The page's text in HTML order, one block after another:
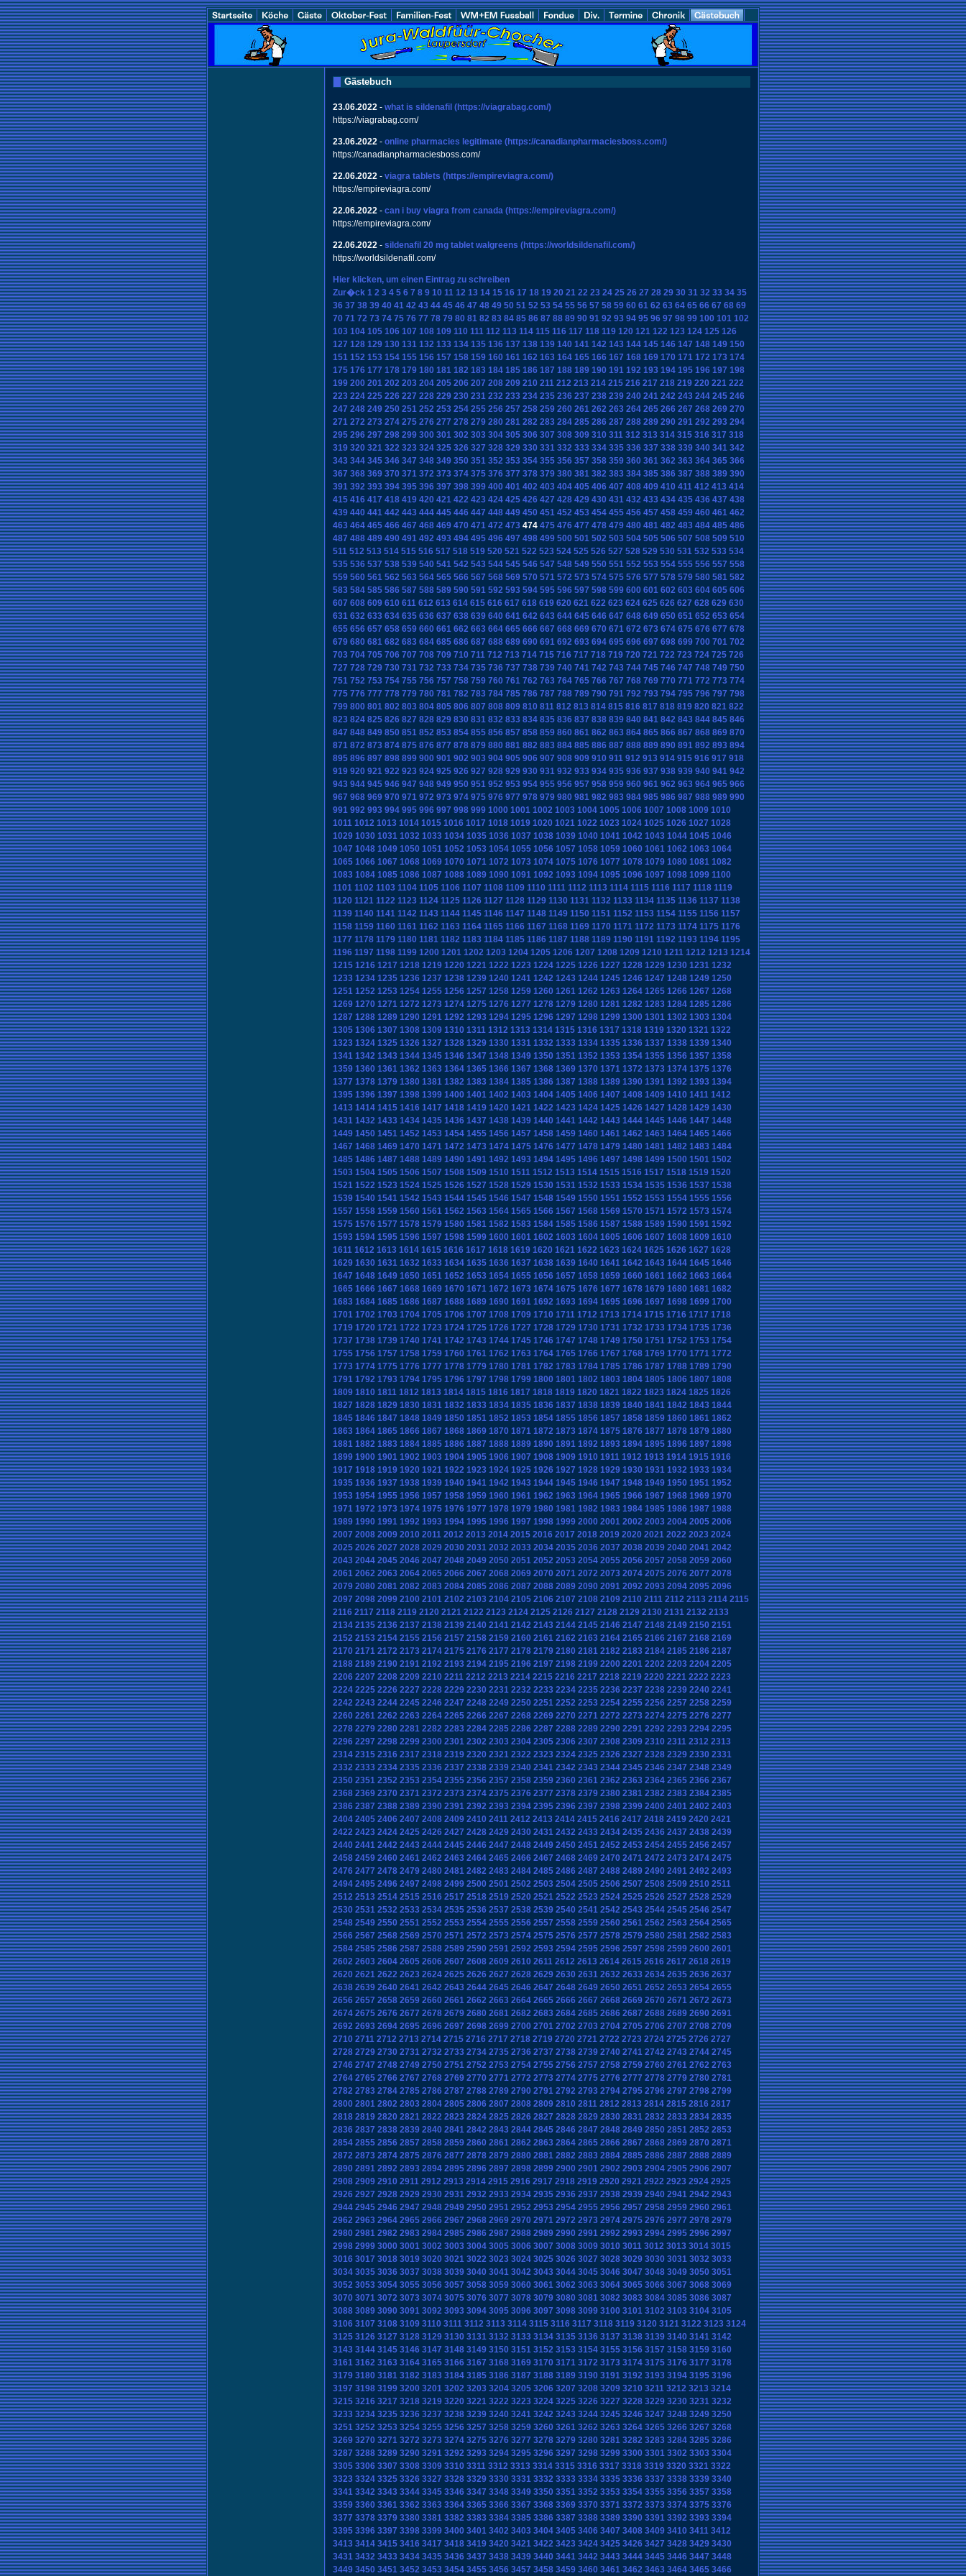
Gästebuch
23.06.2022 - what is sildenafil (https://viagrabag.com/)
https://viagrabag.com/
23.06.2022 - online pharmacies legitimate (https://canadianpharmaciesboss.com/)
https://canadianpharmaciesboss.com/
22.06.2022 - viagra tablets (https://empireviagra.com/)
https://empireviagra.com/
22.06.2022 - can i buy viagra from canada (https://empireviagra.com/)
https://empireviagra.com/
22.06.2022 - sildenafil 20 mg tablet walgreens (https://worldsildenafil.com/)
https://worldsildenafil.com/
Hier klicken, um einen Eintrag zu schreiben
Zur�ck 1 2 3 4 5 6 7 8 9 10 11 12 13 14 15 16 17 18 19 20 21 22 23 24 25 26 27 28 29 30 31 32 33 34 35
36 37 38 39 40 41 42 43 44 45 46 47 48 49 50 51 52 53 54 55 56 57 58 59 60 61 62 63 64 65 66 67 68 69
70 71 72 73 74 75 76 77 78 79 80 81 82 83 84 85 86 87 88 89 90 91 92 93 94 95 96 97 98 99 100 101 102
103 104 105 106 107 108 109 110 111 112 113 114 115 116 117 118 119 120 121 122 123 124 125 126
127 128 129 130 131 132 133 134 135 136 137 138 139 140 141 142 143 144 145 146 147 148 149 150
151 152 153 154 155 156 157 158 159 160 161 162 163 164 165 166 167 168 169 170 171 172 173 174
175 176 177 178 179 180 181 182 183 184 185 186 187 188 189 190 191 192 193 194 195 196 197 198
199 200 201 202 203 204 205 206 207 208 209 210 211 212 213 214 215 216 217 218 219 220 221 222
223 224 225 226 227 228 229 230 231 232 233 234 235 236 237 238 239 240 241 242 243 244 245 246
247 248 249 250 251 252 253 254 255 256 257 258 259 260 261 262 263 264 265 266 267 268 269 270
271 272 273 274 275 276 277 278 279 280 281 282 283 284 285 286 287 288 289 290 291 292 293 294
295 296 297 298 299 300 301 302 303 304 305 306 307 308 309 310 311 312 313 314 315 316 317 318
319 320 321 322 323 324 325 326 327 328 329 330 331 332 333 334 335 336 337 338 339 340 341 342
343 344 345 346 347 348 349 350 351 352 353 354 355 356 357 358 359 360 361 362 363 364 365 366
367 368 369 370 371 372 373 374 375 376 377 378 379 380 381 382 383 384 385 386 387 388 389 390
391 392 393 394 395 396 397 398 399 400 401 402 403 404 405 406 407 408 409 410 411 412 413 414
415 416 417 418 419 420 421 422 423 424 425 426 427 428 429 430 431 432 433 434 435 436 437 438
439 440 441 442 443 444 445 446 447 448 449 450 451 452 453 454 455 456 457 458 459 460 461 462
463 464 465 466 467 468 469 470 471 472 473 474 475 476 477 478 479 480 481 482 483 484 485 486
487 488 489 490 491 492 493 494 495 496 497 498 499 500 501 502 503 504 505 506 507 508 509 510
511 512 513 514 515 516 517 518 519 520 521 522 523 524 525 526 527 528 529 530 531 532 533 534
535 536 537 538 539 540 541 542 543 544 545 546 547 548 549 550 551 552 553 554 555 556 557 558
559 560 561 562 563 564 565 566 567 568 569 570 571 572 573 574 575 576 577 578 579 580 581 582
583 584 585 586 587 588 589 590 591 592 593 594 595 596 597 598 599 600 601 602 603 604 605 606
607 608 609 610 611 612 613 614 615 616 617 618 619 620 621 622 623 624 625 626 627 628 629 630
631 632 633 634 635 636 637 638 639 640 641 642 643 644 645 646 647 648 649 650 651 652 653 654
655 656 657 658 659 660 661 662 663 664 665 666 667 668 669 670 671 672 673 674 675 676 677 678
679 680 681 682 683 684 685 686 687 688 689 690 691 692 693 694 695 696 697 698 699 700 701 702
703 704 705 706 707 708 709 710 711 712 713 714 715 716 717 718 719 720 721 722 723 724 725 726
727 728 729 730 731 732 733 734 735 736 737 738 739 740 741 742 743 744 745 746 747 748 749 750
751 752 753 754 755 756 757 758 759 760 761 762 763 764 765 766 767 768 769 770 771 772 773 774
775 776 777 778 779 780 781 782 783 784 785 786 787 788 789 790 791 792 793 794 795 796 797 798
799 800 801 802 803 804 805 806 807 808 809 810 811 812 813 814 815 816 817 818 819 820 821 822
823 824 825 826 827 828 829 830 831 832 833 834 835 836 837 838 839 840 841 842 843 844 845 846
847 848 849 850 851 852 853 854 855 856 857 858 859 860 861 862 863 864 865 866 867 868 869 870
871 872 873 874 875 876 877 878 879 880 881 882 883 884 885 886 887 888 889 890 891 892 893 894
895 896 897 898 899 900 901 902 903 904 905 906 907 908 909 910 911 912 913 914 915 916 917 918
919 920 921 922 923 924 925 926 927 928 929 930 931 932 933 934 935 936 937 938 939 940 941 942
943 944 945 946 947 948 949 950 951 952 953 954 955 956 957 958 959 960 961 962 963 964 965 966
967 968 969 970 971 972 973 974 975 976 977 978 979 980 981 982 983 984 985 986 987 988 989 990
991 992 993 994 995 996 997 998 999 1000 1001 1002 1003 1004 1005 1006 1007 1008 1009 1010
1011 1012 1013 1014 1015 1016 1017 1018 1019 1020 1021 1022 1023 1024 1025 1026 1027 1028
1029 1030 1031 1032 1033 1034 1035 1036 1037 1038 1039 1040 1041 1042 1043 1044 1045 1046
1047 1048 1049 1050 1051 1052 1053 1054 1055 1056 1057 1058 1059 1060 1061 1062 1063 1064
1065 1066 1067 1068 1069 1070 1071 1072 1073 1074 1075 1076 1077 1078 1079 1080 1081 1082
1083 1084 1085 1086 1087 1088 1089 1090 1091 1092 1093 1094 1095 1096 1097 1098 1099 1100
1101 1102 1103 1104 1105 1106 1107 1108 1109 1110 1111 1112 1113 1114 1115 1116 1117 1118 1119
1120 1121 1122 1123 1124 1125 1126 1127 1128 1129 1130 1131 1132 1133 1134 1135 1136 1137 1138
1139 1140 1141 1142 1143 1144 1145 1146 1147 1148 1149 1150 1151 1152 1153 1154 1155 1156 1157
1158 1159 1160 1161 1162 1163 1164 1165 1166 1167 1168 1169 1170 1171 1172 1173 1174 1175 1176
1177 1178 1179 1180 1181 1182 1183 1184 1185 1186 1187 1188 1189 1190 1191 1192 1193 1194 1195
1196 1197 1198 1199 1200 1201 1202 1203 1204 1205 1206 1207 1208 1209 1210 1211 1212 1213 1214
1215 1216 1217 1218 1219 1220 1221 1222 1223 1224 1225 1226 1227 1228 1229 1230 1231 1232
1233 1234 1235 1236 1237 1238 1239 1240 1241 1242 1243 1244 1245 1246 1247 1248 1249 1250
1251 1252 1253 1254 1255 1256 1257 1258 1259 1260 1261 1262 1263 1264 1265 1266 1267 1268
1269 1270 1271 1272 1273 1274 1275 1276 1277 1278 1279 1280 1281 1282 1283 1284 1285 1286
1287 1288 1289 1290 1291 1292 1293 1294 1295 1296 1297 1298 1299 1300 1301 1302 1303 1304
1305 1306 1307 1308 1309 1310 1311 1312 1313 1314 1315 1316 1317 1318 1319 1320 1321 1322
1323 1324 1325 1326 1327 1328 1329 1330 1331 1332 1333 1334 1335 1336 1337 1338 1339 1340
1341 1342 1343 1344 1345 1346 1347 1348 1349 1350 1351 1352 1353 1354 1355 1356 1357 1358
1359 1360 1361 1362 1363 1364 1365 1366 1367 1368 1369 1370 1371 1372 1373 1374 1375 1376
1377 1378 1379 1380 1381 1382 1383 1384 1385 1386 1387 1388 1389 1390 1391 1392 1393 1394
1395 1396 1397 1398 1399 1400 1401 1402 1403 1404 1405 1406 1407 1408 1409 1410 1411 1412
1413 1414 1415 1416 1417 1418 1419 1420 1421 1422 1423 1424 1425 1426 1427 1428 1429 1430
1431 1432 1433 1434 1435 1436 1437 1438 1439 1440 1441 1442 1443 1444 1445 1446 1447 1448
1449 1450 1451 1452 1453 1454 1455 1456 1457 1458 1459 1460 1461 1462 1463 1464 1465 1466
1467 1468 1469 1470 1471 1472 1473 1474 1475 1476 1477 1478 1479 1480 1481 1482 1483 1484
1485 1486 1487 1488 1489 1490 1491 1492 1493 1494 1495 1496 1497 1498 1499 1500 1501 1502
1503 1504 1505 1506 1507 1508 1509 1510 1511 1512 1513 1514 1515 1516 1517 1518 1519 1520
1521 1522 1523 1524 1525 1526 1527 1528 1529 1530 1531 1532 1533 1534 1535 1536 1537 1538
1539 1540 1541 1542 1543 1544 1545 1546 1547 1548 1549 1550 1551 1552 1553 1554 1555 1556
1557 1558 1559 1560 1561 1562 1563 1564 1565 1566 1567 1568 1569 1570 1571 1572 1573 1574
1575 1576 1577 1578 1579 1580 1581 1582 1583 1584 1585 1586 1587 1588 1589 1590 1591 1592
1593 1594 1595 1596 1597 1598 1599 1600 1601 1602 1603 1604 1605 1606 1607 1608 1609 1610
1611 1612 1613 1614 1615 1616 1617 1618 1619 1620 1621 1622 1623 1624 1625 1626 1627 1628
1629 1630 1631 1632 1633 1634 1635 1636 1637 1638 1639 1640 1641 1642 1643 1644 1645 1646
1647 1648 1649 1650 1651 1652 1653 1654 1655 1656 1657 1658 1659 1660 1661 1662 1663 1664
1665 1666 1667 1668 1669 1670 1671 1672 1673 1674 1675 1676 1677 1678 1679 1680 1681 1682
1683 1684 1685 1686 1687 1688 1689 1690 1691 1692 1693 1694 1695 1696 1697 1698 1699 1700
1701 1702 1703 1704 1705 1706 1707 1708 1709 1710 1711 1712 1713 1714 1715 1716 1717 1718
1719 1720 1721 1722 1723 1724 1725 1726 1727 1728 1729 1730 1731 1732 1733 1734 1735 1736
1737 1738 1739 1740 1741 1742 1743 1744 1745 1746 1747 1748 1749 1750 1751 1752 1753 1754
1755 1756 1757 1758 1759 1760 1761 1762 1763 1764 1765 1766 1767 1768 1769 1770 1771 1772
1773 1774 1775 1776 1777 1778 1779 1780 1781 1782 1783 1784 1785 1786 1787 1788 1789 1790
1791 1792 1793 1794 1795 1796 1797 1798 1799 1800 1801 1802 1803 1804 1805 1806 1807 1808
1809 1810 1811 1812 1813 1814 1815 1816 1817 1818 1819 1820 1821 1822 1823 1824 1825 1826
1827 1828 1829 1830 1831 1832 1833 1834 1835 1836 1837 1838 1839 1840 1841 1842 1843 1844
1845 1846 1847 1848 1849 1850 1851 1852 1853 1854 1855 1856 1857 1858 1859 1860 1861 1862
1863 1864 1865 1866 1867 1868 1869 1870 1871 1872 1873 1874 1875 1876 1877 1878 1879 1880
1881 1882 1883 1884 1885 1886 1887 1888 1889 1890 1891 1892 1893 1894 1895 1896 1897 1898
1899 1900 1901 1902 1903 1904 1905 1906 1907 1908 1909 1910 1911 1912 1913 1914 1915 1916
1917 1918 1919 1920 1921 1922 1923 1924 1925 1926 1927 1928 1929 1930 1931 1932 1933 1934
1935 1936 1937 1938 1939 1940 1941 1942 1943 1944 1945 1946 1947 1948 1949 1950 1951 1952
1953 1954 1955 1956 1957 1958 1959 1960 1961 1962 1963 1964 1965 1966 1967 1968 1969 1970
1971 1972 1973 1974 1975 1976 1977 1978 1979 1980 1981 1982 1983 1984 1985 1986 1987 1988
1989 1990 1991 1992 1993 1994 1995 1996 1997 1998 1999 2000 2001 2002 2003 2004 2005 2006
2007 2008 2009 2010 2011 2012 2013 2014 2015 2016 2017 2018 2019 2020 2021 2022 2023 2024
2025 2026 2027 2028 2029 2030 2031 2032 2033 2034 2035 2036 2037 2038 2039 2040 2041 2042
2043 2044 2045 2046 2047 2048 2049 2050 2051 2052 2053 2054 2055 2056 2057 2058 2059 2060
2061 2062 2063 2064 2065 2066 2067 2068 2069 2070 2071 2072 2073 2074 2075 2076 2077 2078
2079 2080 2081 2082 2083 2084 2085 2086 2087 2088 2089 2090 2091 2092 2093 2094 2095 2096
2097 2098 2099 2100 2101 2102 2103 2104 2105 2106 2107 2108 2109 2110 2111 2112 2113 2114 2115
2116 2117 2118 2119 2120 2121 2122 2123 2124 2125 2126 2127 2128 2129 2130 2131 2132 2133
2134 2135 2136 2137 2138 2139 2140 2141 2142 2143 2144 2145 2146 2147 2148 2149 2150 2151
2152 2153 2154 2155 2156 2157 2158 2159 2160 2161 2162 2163 2164 2165 2166 2167 2168 2169
2170 2171 2172 2173 2174 2175 2176 2177 2178 2179 2180 2181 2182 2183 2184 2185 2186 2187
2188 2189 2190 2191 2192 2193 2194 2195 2196 2197 2198 2199 2200 2201 2202 2203 2204 2205
2206 2207 2208 2209 2210 2211 2212 2213 2214 2215 2216 2217 2218 2219 2220 2221 2222 2223
2224 2225 2226 2227 2228 2229 2230 2231 2232 2233 2234 2235 2236 2237 2238 2239 2240 2241
2242 2243 2244 2245 2246 2247 2248 2249 2250 2251 2252 2253 2254 2255 2256 2257 2258 2259
2260 2261 2262 2263 2264 2265 2266 2267 2268 2269 2270 2271 2272 2273 2274 2275 2276 2277
2278 2279 2280 2281 2282 2283 2284 2285 2286 2287 2288 2289 2290 2291 2292 2293 2294 2295
2296 2297 2298 2299 2300 2301 2302 2303 2304 2305 2306 2307 2308 2309 2310 2311 2312 2313
2314 2315 2316 2317 2318 2319 2320 2321 2322 2323 2324 2325 2326 2327 2328 2329 2330 2331
2332 2333 2334 2335 2336 2337 2338 2339 2340 2341 2342 2343 2344 2345 2346 2347 2348 2349
2350 2351 2352 2353 2354 2355 2356 2357 2358 2359 2360 2361 2362 2363 2364 2365 2366 2367
2368 2369 2370 2371 2372 2373 2374 2375 2376 2377 2378 2379 2380 2381 2382 2383 2384 2385
2386 2387 2388 2389 2390 2391 2392 2393 2394 2395 2396 2397 2398 2399 2400 2401 2402 2403
2404 2405 2406 2407 2408 2409 2410 2411 2412 2413 2414 2415 2416 2417 2418 2419 2420 2421
2422 2423 2424 2425 2426 2427 2428 2429 2430 2431 2432 2433 2434 2435 2436 2437 2438 2439
2440 2441 2442 2443 2444 2445 2446 2447 2448 2449 2450 2451 2452 2453 2454 2455 2456 2457
2458 2459 2460 2461 2462 2463 2464 2465 2466 2467 2468 2469 2470 2471 2472 2473 2474 2475
2476 2477 2478 2479 2480 2481 2482 2483 2484 2485 2486 2487 2488 2489 2490 2491 2492 2493
2494 2495 2496 2497 2498 2499 2500 2501 2502 2503 2504 2505 2506 2507 2508 2509 2510 2511
2512 2513 2514 2515 2516 2517 2518 2519 2520 2521 2522 2523 2524 2525 2526 2527 2528 2529
2530 2531 2532 2533 2534 2535 2536 2537 2538 2539 2540 2541 2542 2543 2544 2545 2546 2547
2548 2549 2550 2551 2552 2553 2554 2555 2556 2557 2558 2559 2560 2561 2562 2563 2564 2565
2566 2567 2568 2569 2570 2571 2572 2573 2574 2575 2576 2577 2578 2579 2580 2581 2582 2583
2584 2585 2586 2587 2588 2589 2590 2591 2592 2593 2594 2595 2596 2597 2598 2599 2600 2601
2602 2603 2604 2605 2606 2607 2608 2609 2610 2611 2612 2613 2614 2615 2616 2617 2618 2619
2620 2621 2622 2623 2624 2625 2626 2627 2628 2629 2630 2631 2632 2633 2634 2635 2636 2637
2638 2639 2640 2641 2642 2643 2644 2645 2646 2647 2648 2649 2650 2651 2652 2653 2654 2655
2656 2657 2658 2659 2660 2661 2662 2663 2664 2665 2666 2667 2668 2669 2670 2671 2672 2673
2674 2675 2676 2677 2678 2679 2680 2681 2682 2683 2684 2685 2686 2687 2688 2689 2690 2691
2692 2693 2694 2695 2696 2697 2698 2699 2700 2701 2702 2703 2704 2705 2706 2707 2708 2709
2710 2711 2712 2713 2714 2715 2716 2717 2718 2719 2720 2721 2722 2723 2724 2725 2726 2727
2728 2729 2730 2731 2732 2733 2734 2735 2736 2737 2738 2739 2740 2741 2742 2743 2744 2745
2746 2747 2748 2749 2750 2751 2752 2753 2754 2755 2756 2757 2758 2759 2760 2761 2762 2763
2764 2765 2766 2767 2768 2769 2770 2771 2772 2773 2774 2775 2776 2777 2778 2779 2780 2781
2782 2783 2784 2785 2786 2787 2788 2789 2790 2791 2792 2793 2794 2795 2796 2797 2798 2799
2800 2801 2802 2803 2804 2805 2806 2807 2808 2809 2810 2811 2812 2813 2814 2815 2816 2817
2818 2819 2820 2821 2822 2823 2824 2825 2826 2827 2828 2829 2830 2831 2832 2833 2834 2835
2836 2837 2838 2839 2840 2841 2842 2843 2844 2845 2846 2847 2848 2849 2850 2851 2852 2853
2854 2855 2856 2857 2858 2859 2860 2861 2862 2863 2864 2865 2866 2867 2868 2869 2870 2871
2872 2873 2874 2875 2876 2877 2878 2879 2880 2881 2882 2883 2884 2885 2886 2887 2888 2889
2890 2891 2892 2893 2894 2895 2896 2897 2898 2899 2900 2901 2902 2903 2904 2905 2906 2907
2908 2909 2910 2911 2912 2913 2914 2915 2916 2917 2918 2919 2920 2921 2922 2923 2924 2925
2926 2927 2928 2929 2930 2931 2932 2933 2934 2935 2936 2937 2938 2939 2940 2941 2942 2943
2944 2945 2946 2947 2948 2949 2950 2951 2952 2953 2954 2955 2956 2957 2958 2959 2960 2961
2962 2963 2964 2965 2966 2967 2968 2969 2970 2971 2972 2973 2974 2975 2976 2977 2978 2979
2980 2981 2982 2983 2984 2985 2986 2987 2988 2989 2990 2991 2992 2993 2994 2995 2996 2997
2998 2999 3000 3001 3002 3003 3004 3005 3006 3007 3008 3009 3010 3011 3012 3013 3014 3015
3016 3017 3018 3019 3020 3021 3022 3023 3024 3025 3026 3027 3028 3029 3030 3031 3032 3033
3034 3035 3036 3037 3038 3039 3040 3041 3042 3043 3044 3045 3046 3047 3048 3049 3050 3051
3052 3053 3054 3055 3056 3057 3058 3059 3060 3061 3062 3063 3064 3065 3066 3067 3068 3069
3070 3071 3072 3073 3074 3075 3076 3077 3078 3079 3080 3081 3082 3083 3084 3085 3086 3087
3088 3089 3090 3091 3092 3093 3094 3095 3096 3097 3098 3099 3100 3101 3102 3103 3104 3105
3106 3107 3108 3109 3110 3111 3112 3113 3114 3115 3116 3117 3118 3119 3120 3121 3122 3123 3124
3125 3126 3127 3128 3129 3130 3131 3132 3133 3134 3135 3136 3137 3138 3139 3140 3141 3142
3143 3144 3145 3146 3147 3148 3149 3150 3151 3152 3153 3154 3155 3156 3157 3158 3159 3160
3161 3162 3163 3164 3165 3166 3167 3168 3169 3170 3171 3172 3173 3174 3175 3176 3177 3178
3179 3180 3181 3182 3183 3184 3185 3186 3187 3188 3189 3190 3191 3192 3193 3194 3195 3196
3197 3198 3199 3200 3201 3202 3203 3204 3205 3206 3207 3208 3209 3210 3211 3212 3213 3214
3215 3216 3217 3218 3219 3220 3221 3222 3223 3224 3225 3226 3227 3228 3229 3230 3231 3232
3233 3234 3235 3236 3237 3238 3239 3240 3241 3242 3243 3244 3245 3246 3247 3248 3249 3250
3251 3252 3253 3254 3255 3256 3257 3258 3259 3260 3261 3262 3263 3264 3265 3266 3267 3268
3269 3270 3271 3272 3273 3274 3275 3276 3277 3278 3279 3280 3281 3282 3283 3284 3285 3286
3287 3288 3289 3290 3291 3292 3293 3294 3295 3296 3297 3298 3299 3300 3301 3302 3303 3304
3305 3306 3307 3308 3309 3310 3311 3312 3313 3314 3315 3316 3317 3318 3319 3320 3321 3322
3323 3324 3325 3326 3327 3328 3329 3330 3331 3332 3333 3334 3335 3336 3337 3338 3339 3340
3341 3342 3343 3344 3345 3346 3347 3348 3349 3350 3351 3352 3353 3354 3355 3356 3357 3358
3359 3360 3361 3362 3363 3364 3365 3366 3367 3368 3369 3370 3371 3372 3373 3374 3375 3376
3377 3378 3379 3380 3381 3382 3383 3384 3385 3386 3387 3388 3389 3390 3391 3392 3393 3394
3395 3396 3397 3398 3399 3400 3401 3402 3403 3404 3405 3406 3407 3408 3409 3410 3411 3412
3413 3414 3415 3416 3417 3418 3419 3420 3421 3422 3423 3424 3425 3426 3427 3428 3429 3430
3431 3432 3433 3434 3435 3436 3437 3438 3439 3440 3441 3442 3443 3444 3445 3446 3447 3448
3449 3450 3451 3452 3453 3454 3455 3456 3457 3458 3459 3460 3461 3462 3463 3464 3465 3466